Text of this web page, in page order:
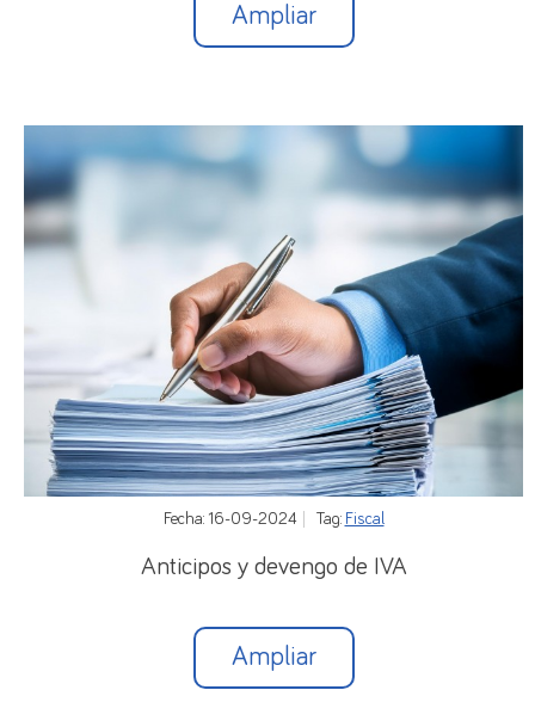
Ampliar
Fecha: 16-09-2024 Tag: Fiscal
Anticipos y devengo de IVA
Ampliar